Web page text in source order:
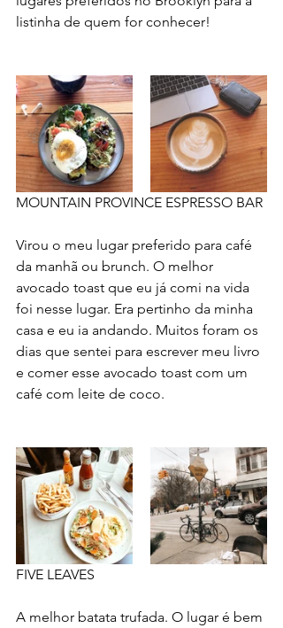
listinha de quem for conhecer!
MOUNTAIN PROVINCE ESPRESSO BAR
Virou o meu lugar preferido para café
da manhã ou brunch. O melhor
avocado toast que eu já comi na vida
foi nesse lugar. Era pertinho da minha
casa e eu ia andando. Muitos foram os
dias que sentei para escrever meu livro
e comer esse avocado toast com um
café com leite de coco.
FIVE LEAVES
A melhor batata trufada. O lugar é bem